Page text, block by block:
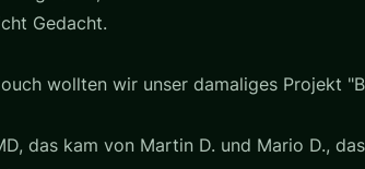
Gedacht.
wollten wir unser damaliges Projekt
das kam von Martin D. und Mario D.,